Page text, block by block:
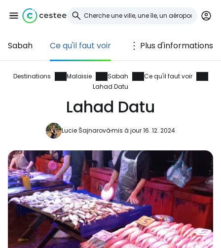
Sabah Ce qu'il faut voir Plus d'informations
Destinations Malaisie Sabah
Ce qu'il faut voir
Lahad Datu
Lahad Datu
Lucie Šajnarovámis à jour 16. 12. 2024
Se connecter à
Cestee
... la communauté mondiale des voyageurs
Continuer avec Google
Continuer avec Facebook
Poursuivre avec le courrier
électronique